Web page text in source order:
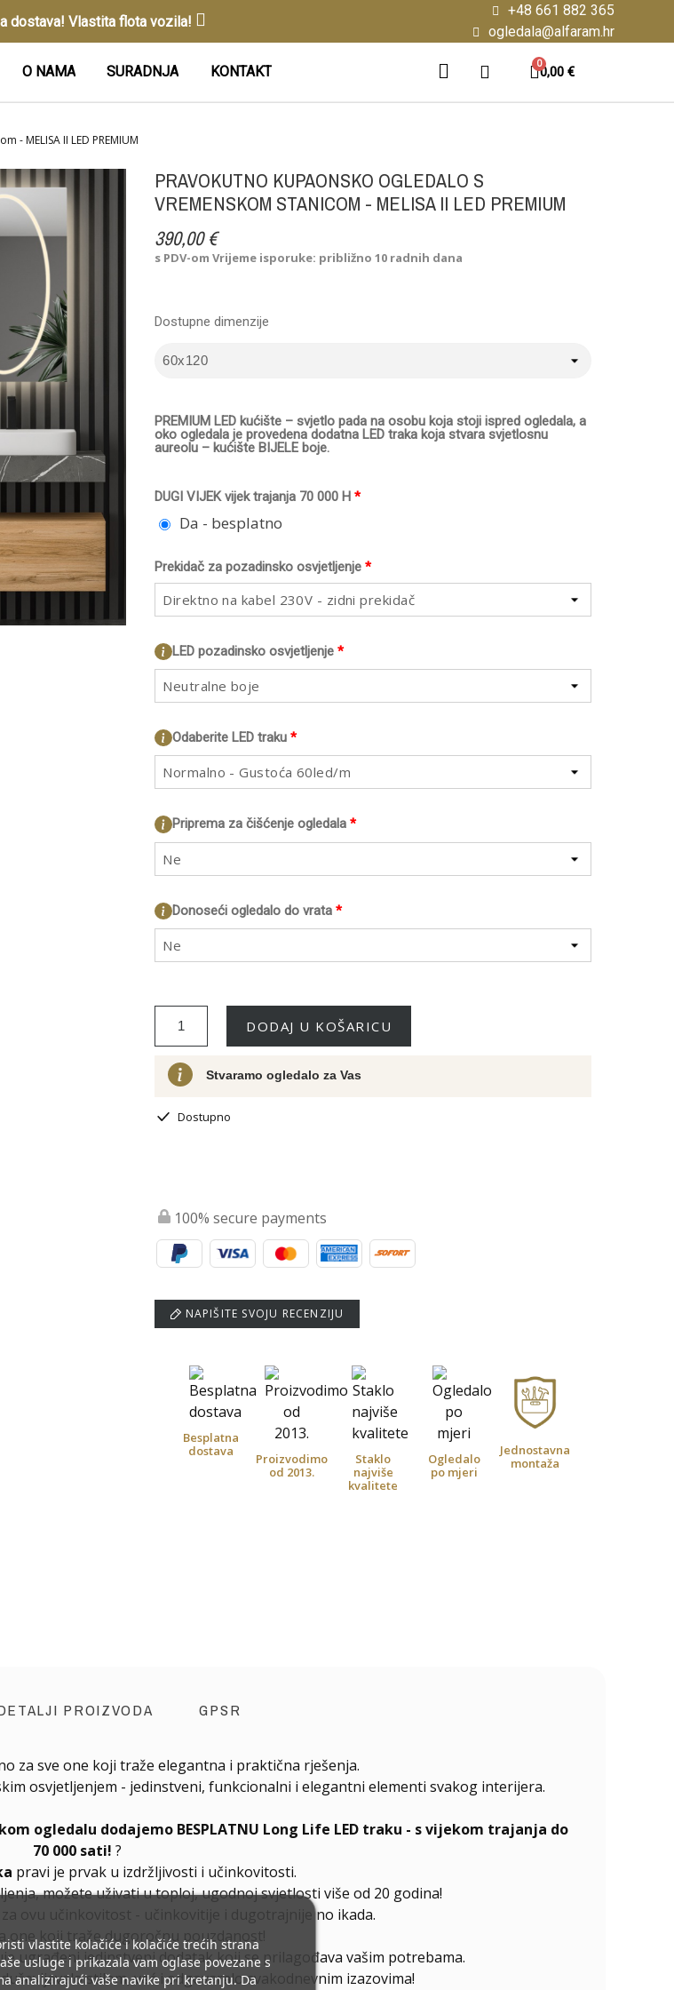
dostava! Vlastita flota vozila!
+48 661 882 365
ogledala@alfaram.hr
O NAMA SURADNJA KONTAKT 0,00 €
MELISA II LED PREMIUM
PRAVOKUTNO KUPAONSKO OGLEDALO S
VREMENSKOM STANICOM - MELISA II LED PREMIUM
390,00 €
s PDV-omVrijeme isporuke: približno 10 radnih dana
PREMIUM LED kućište – svjetlo pada na osobu koja stoji ispred ogledala, a
oko ogledala je provedena dodatna LED traka koja stvara svjetlosnu
aureolu – kućište BIJELE boje.
*
DUGI VIJEK vijek trajanja 70 000 H
Da - besplatno
*
Prekidač za pozadinsko osvjetljenje
Direktno na kabel 230V - zidni prekidač
*
LED pozadinsko osvjetljenje
Neutralne boje
*
Odaberite LED traku
Normalno - Gustoća 60led/m
*
Priprema za čišćenje ogledala
Ne
*
Donoseći ogledalo do vrata
Ne
Dostupne dimenzije
DODAJ U KOŠARICU
Stvaramo ogledalo za Vas
Dostupno
100% secure payments
NAPIŠITE SVOJU RECENZIJU
Besplatna
dostava
Proizvodimo
od 2013.
Staklo
najviše
kvalitete
Ogledalo
po mjeri
Jednostavna
montaža
PROIZVODA GPSR
za sve one koji traže elegantna i praktična rješenja.
osvjetljenjem - jedinstveni, funkcionalni i elegantni elementi svakog interijera.
ogledalu dodajemo BESPLATNU Long Life LED traku - s vijekom trajanja do
70 000 sati! ?
pravi je prvak u izdržljivosti i učinkovitosti.
možete uživati u toploj, ugodnoj svjetlosti više od 20 godina!
ovu učinkovitost - učinkovitije i dugotrajnije no ikada.
one koji traže dugoročnu pouzdanost!
ugrađeni jedinstveni dodatak koji se prilagođava vašim potrebama.
stilom, već i odgovaralo svakodnevnim izazovima!
vlastite kolačiće i kolačiće trećih strana
usluge i prikazala vam oglase povezane s
analizirajući vaše navike pri kretanju. Da